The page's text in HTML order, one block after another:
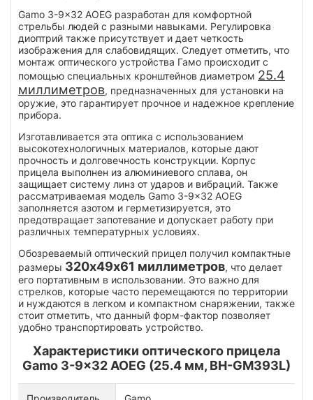
Gamo 3-9x32 AOEG разработан для комфортной
стрельбы людей с разными навыками. Регулировка
диоптрий также присутствует и дает четкость
изображения для слабовидящих. Следует отметить, что
монтаж оптического устройства Гамо происходит с
помощью специальных кронштейнов диаметром 25.4
миллиметров, предназначенных для установки на
оружие, это гарантирует прочное и надежное крепление
прибора.
Изготавливается эта оптика с использованием
высокотехнологичных материалов, которые дают
прочность и долговечность конструкции. Корпус
прицела выполнен из алюминиевого сплава, он
защищает систему линз от ударов и вибраций. Также
рассматриваемая модель Gamo 3-9x32 AOEG
заполняется азотом и герметизируется, это
предотвращает запотевание и допускает работу при
различных температурных условиях.
Обозреваемый оптический прицел получил компактные
размеры 320х49х61 миллиметров, что делает
его портативным в использовании. Это важно для
стрелков, которые часто перемещаются по территории
и нуждаются в легком и компактном снаряжении, также
стоит отметить, что данный форм-фактор позволяет
удобно транспортировать устройство.
Характеристики оптического прицела
Gamo 3-9x32 AOEG (25.4 мм, BH-GM393L)